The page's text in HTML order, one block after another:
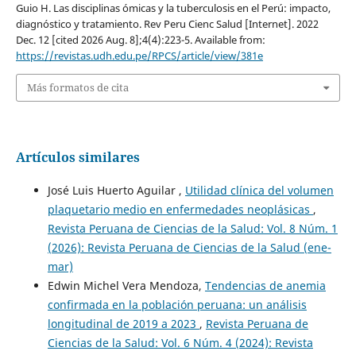
Guio H. Las disciplinas ómicas y la tuberculosis en el Perú: impacto,
diagnóstico y tratamiento. Rev Peru Cienc Salud [Internet]. 2022
Dec. 12 [cited 2026 Aug. 8];4(4):223-5. Available from:
https://revistas.udh.edu.pe/RPCS/article/view/381e
Más formatos de cita
Artículos similares
José Luis Huerto Aguilar , Utilidad clínica del volumen
plaquetario medio en enfermedades neoplásicas ,
Revista Peruana de Ciencias de la Salud: Vol. 8 Núm. 1
(2026): Revista Peruana de Ciencias de la Salud (ene-
mar)
Edwin Michel Vera Mendoza, Tendencias de anemia
confirmada en la población peruana: un análisis
longitudinal de 2019 a 2023 , Revista Peruana de
Ciencias de la Salud: Vol. 6 Núm. 4 (2024): Revista